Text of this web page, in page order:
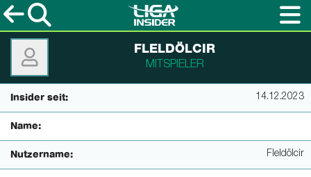
FLELDÖLCIR
MITSPIELER
Insider seit: 14.12.2023
Name:
Nutzername: Fleldölcir